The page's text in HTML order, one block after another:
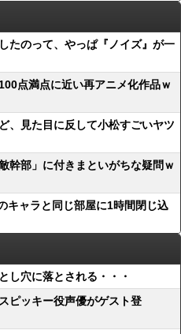
たのって、やっぱ『ノイズ』が一
点満点に近い再アニメ化作品ｗ
、見た目に反して小松すごいヤツ
幹部」に付きまといがちな疑問ｗ
キャラと同じ部屋に1時間閉じ込
し穴に落とされる・・・
ピッキー役声優がゲスト登